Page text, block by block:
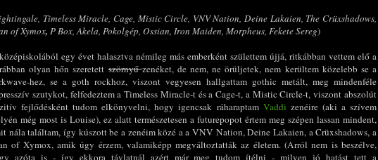
Timeless Miracle, Cage, Mistic Circle, VNV Nation, Deine Lakaien, The Crüxshadows,
of Xymox, P Box, Akela, Pokolgép, Ossian, Iron Maiden, Morpheus, Fekete Sereg)
egy évet halasztva némileg más emberként születtem újjá, ritkábban vettem elő a
olyan hőn szeretettszörnyűzenéket, de nem, ne örüljetek, nem kerültem közelebb se a
hez, se a goth rockhoz, viszont vegyesen hallgattam gothic metált, meg mindenféle
szutykot, felfedeztem a Timeless Miracle-t és a Cage-t, a Mistic Circle-t, viszont abszolút
fejlődésként tudom elkönyvelni, hogy igencsak ráharaptam Vaddi zenéire (aki a szívem
még most is Louise), ez alatt természetesen a futurepopot értem meg szépen lassan mindent,
nála találtam, így kúszott be a zenéim közé a a VNV Nation, Deine Lakaien, a Crüxshadows, a
of Xymox, amik úgy érzem, valamiképp megváltoztatták az életem. (Arról nem is beszélve,
azóta is - így ekkora távlatnál azért már meg tudom ítélni - milyen jó hatást tett a